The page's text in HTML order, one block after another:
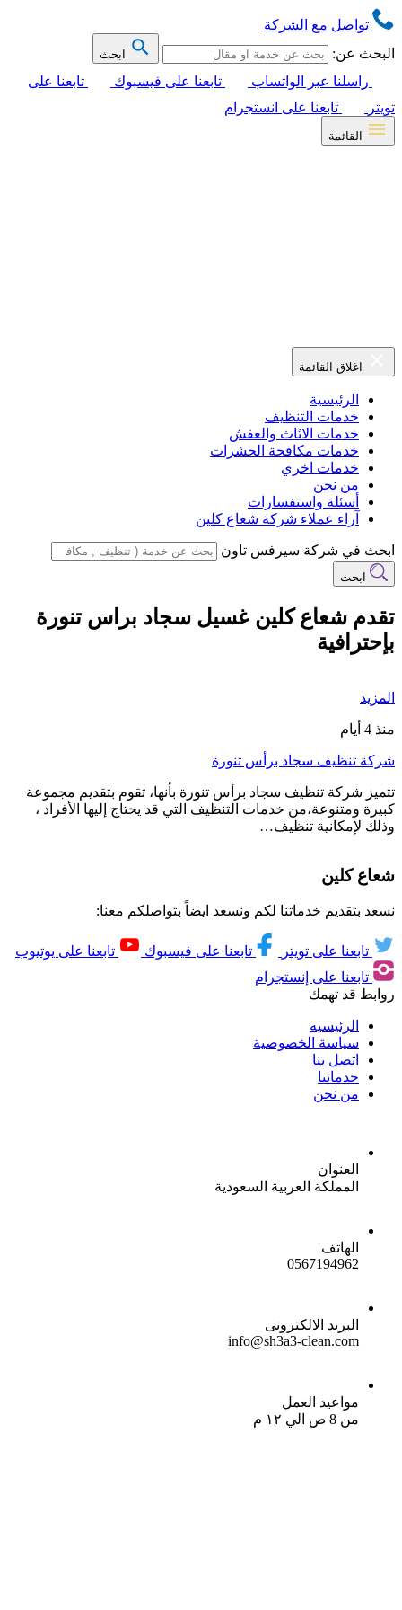
تواصل مع الشركة
البحث عن:
ابحث
راسلنا عبر الواتساب تابعنا على فيسبوك
تابعنا على
تويتر
تابعنا على انستجرام
القائمة
اغلاق القائمة
الرئيسية
خدمات التنظيف
خدمات الاثاث والعفش
خدمات مكافحة الحشرات
خدمات اخري
من نحن
أسئلة واستفسارات
آراء عملاء شركة شعاع كلين
ابحث في شركة سيرفس تاون
ابحث
تقدم شعاع كلين غسيل سجاد براس تنورة
بإحترافية
المزيد
منذ 4 أيام
شركة تنظيف سجاد برأس تنورة
تتميز شركة تنظيف سجاد برأس تنورة بأنها، تقوم بتقديم مجموعة
كبيرة ومتنوعة،من خدمات التنظيف التي قد يحتاج إليها الأفراد ،
وذلك لإمكانية تنظيف…
شعاع كلين
نسعد بتقديم خدماتنا لكم ونسعد ايضاً بتواصلكم معنا:
تابعنا على تويتر تابعنا على فيسبوك
تابعنا على يوتيوب
تابعنا على إنستجرام
روابط قد تهمك
الرئيسيه
سياسة الخصوصية
اتصل بنا
خدماتنا
من نحن
العنوان
المملكة العربية السعودية
الهاتف
0567194962
البريد الالكترونى
info@sh3a3-clean.com
مواعيد العمل
من 8 ص الي ١٢ م